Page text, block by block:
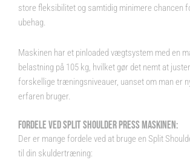
store fleksibilitet og samtidig minimere chancen
ubehag.
Maskinen har et pinloaded vægtsystem med en
belastning på 105 kg, hvilket gør det nemt at
forskellige træningsniveauer, uanset om man er
erfaren bruger.
FORDELE VED SPLIT SHOULDER PRESS MASKINEN:
Der er mange fordele ved at bruge en Split
til din skuldertræning: